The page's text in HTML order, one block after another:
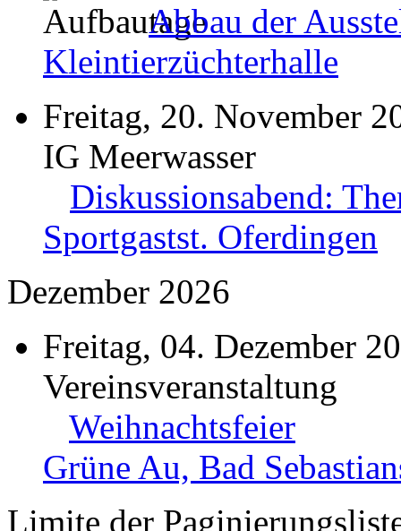
Abbau der
Kleintierzüchterhalle
Freitag, 20. November
IG Meerwasser
Diskussionsabend:
Sportgastst. Oferdingen
Dezember 2026
Freitag, 04. Dezember
Vereinsveranstaltung
Weihnachtsfeier
Grüne Au, Bad
Limite der